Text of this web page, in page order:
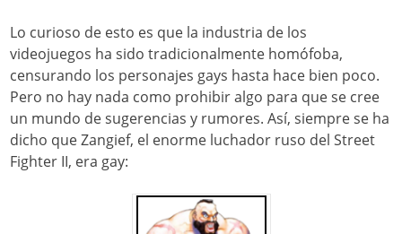
Lo curioso de esto es que la industria de los
videojuegos ha sido tradicionalmente homófoba,
censurando los personajes gays hasta hace bien poco.
Pero no hay nada como prohibir algo para que se cree
un mundo de sugerencias y rumores. Así, siempre se ha
dicho que Zangief, el enorme luchador ruso del Street
Fighter II, era gay: